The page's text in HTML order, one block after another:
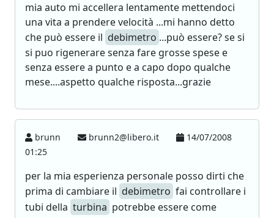
mia auto mi accellera lentamente mettendoci
una vita a prendere velocità ...mi hanno detto
che può essere il debimetro ...può essere? se si
si puo rigenerare senza fare grosse spese e
senza essere a punto e a capo dopo qualche
mese....aspetto qualche risposta...grazie
brunn brunn2@libero.it
14/07/2008
01:25
per la mia esperienza personale posso dirti che
prima di cambiare il debimetro fai controllare i
tubi della turbina potrebbe essere come